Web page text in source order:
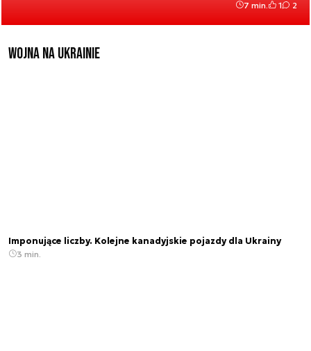
7 min. 1 2
Wojna na Ukrainie
Imponujące liczby. Kolejne kanadyjskie pojazdy dla Ukrainy
3 min.